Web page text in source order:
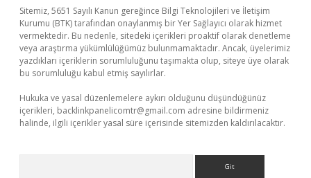
Sitemiz, 5651 Sayılı Kanun gereğince Bilgi Teknolojileri ve İletişim
Kurumu (BTK) tarafından onaylanmış bir Yer Sağlayıcı olarak hizmet
vermektedir. Bu nedenle, sitedeki içerikleri proaktif olarak denetleme
veya araştırma yükümlülüğümüz bulunmamaktadır. Ancak, üyelerimiz
yazdıkları içeriklerin sorumluluğunu taşımakta olup, siteye üye olarak
bu sorumluluğu kabul etmiş sayılırlar.
Hukuka ve yasal düzenlemelere aykırı olduğunu düşündüğünüz
içerikleri, backlinkpanelicomtr@gmail.com adresine bildirmeniz
halinde, ilgili içerikler yasal süre içerisinde sitemizden kaldırılacaktır.